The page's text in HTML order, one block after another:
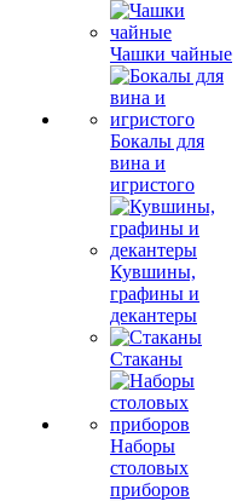
Чашки чайные
Бокалы для
вина и
игристого
Кувшины,
графины и
декантеры
Стаканы
Наборы
столовых
приборов